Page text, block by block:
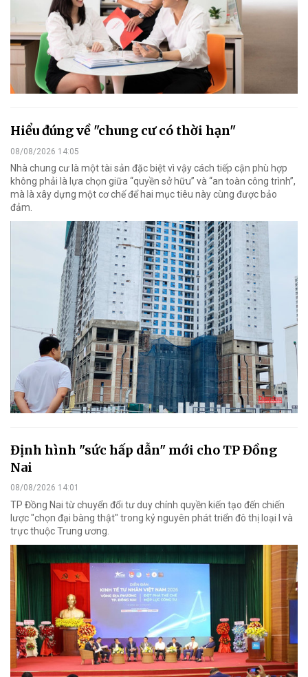
Hiểu đúng về "chung cư có thời hạn"
08/08/2026 14:05
Nhà chung cư là một tài sản đặc biệt vì vậy cách tiếp cận phù hợp
không phải là lựa chọn giữa “quyền sở hữu” và “an toàn công trình”,
mà là xây dựng một cơ chế để hai mục tiêu này cùng được bảo
đảm.
Định hình "sức hấp dẫn" mới cho TP Đồng
Nai
08/08/2026 14:01
TP Đồng Nai từ chuyển đổi tư duy chính quyền kiến tạo đến chiến
lược "chọn đại bàng thật" trong kỷ nguyên phát triển đô thị loại I và
trực thuộc Trung ương.